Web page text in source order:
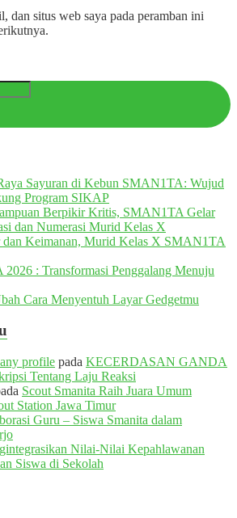
dan situs web saya pada peramban ini
Sayuran di Kebun SMAN1TA: Wujud
Program SIKAP
Berpikir Kritis, SMAN1TA Gelar
dan Numerasi Murid Kelas X
dan Keimanan, Murid Kelas X SMAN1TA
: Transformasi Penggalang Menuju
Cara Menyentuh Layar Gedgetmu
profile pada KECERDASAN GANDA
Tentang Laju Reaksi
Scout Smanita Raih Juara Umum
Station Jawa Timur
Guru – Siswa Smanita dalam
Nilai-Nilai Kepahlawanan
Siswa di Sekolah